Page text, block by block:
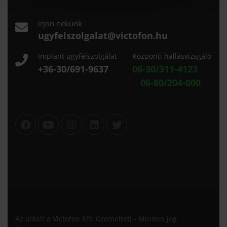
írjon nekünk
ugyfelszolgalat@victofon.hu
Implant ügyfélszolgálat
+36-30/691-9637
Központi hallásvizsgáló
06-30/311-4123
06-80/204-000
Az oldalt a Victofon Kft. üzemelteti - Minden jog